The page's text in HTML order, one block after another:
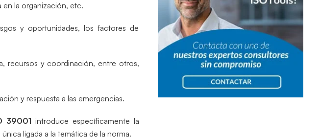
la organización, etc.
y oportunidades, los factores de
recursos y coordinación, entre otros,
y respuesta a las emergencias.
39001 introduce específicamente la
ligada a la temática de la norma.